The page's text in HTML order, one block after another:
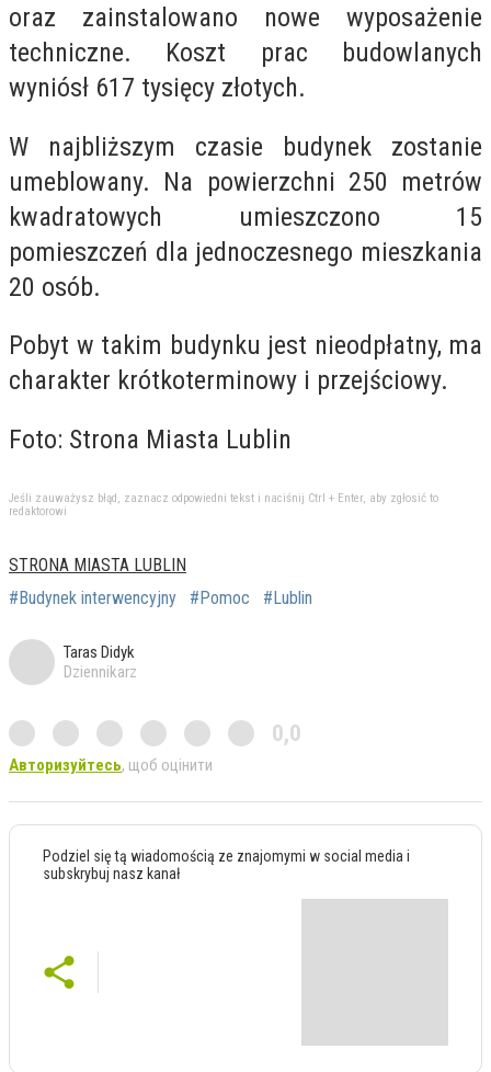
oraz zainstalowano nowe wyposażenie
techniczne. Koszt prac budowlanych
wyniósł 617 tysięcy złotych.
W najbliższym czasie budynek zostanie
umeblowany. Na powierzchni 250 metrów
kwadratowych umieszczono 15
pomieszczeń dla jednoczesnego mieszkania
20 osób.
Pobyt w takim budynku jest nieodpłatny, ma
charakter krótkoterminowy i przejściowy.
Foto: Strona Miasta Lublin
Jeśli zauważysz błąd, zaznacz odpowiedni tekst i naciśnij Ctrl + Enter, aby zgłosić to
redaktorowi
STRONA MIASTA LUBLIN
#Budynek interwencyjny
#Pomoc #Lublin
Taras Didyk
Dziennikarz
0,0
Авторизуйтесь, щоб оцінити
Podziel się tą wiadomością ze znajomymi w social media i
subskrybuj nasz kanał